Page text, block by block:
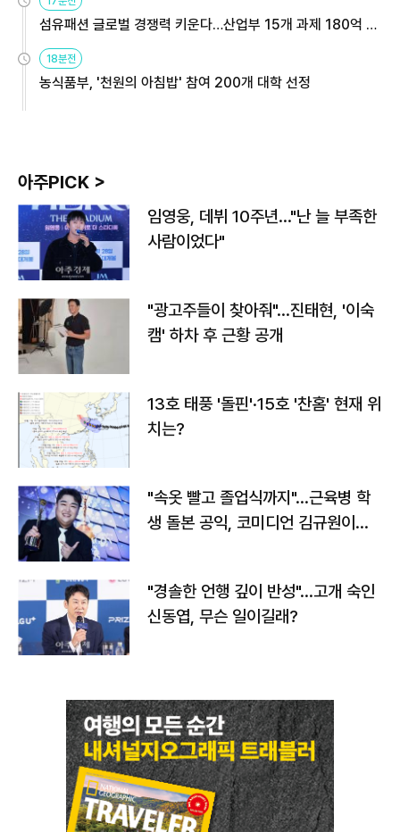
섬유패션 글로벌 경쟁력 키운다…산업부 15개 과제 180억 지
원
18분전
농식품부, '천원의 아침밥' 참여 200개 대학 선정
아주PICK >
임영웅, 데뷔 10주년…"난 늘 부족한
사람이었다"
"광고주들이 찾아줘"…진태현, '이숙
캠' 하차 후 근황 공개
13호 태풍 '돌핀'·15호 '찬홈' 현재 위
치는?
"속옷 빨고 졸업식까지"…근육병 학
생 돌본 공익, 코미디언 김규원이었
"경솔한 언행 깊이 반성"…고개 숙인
신동엽, 무슨 일이길래?